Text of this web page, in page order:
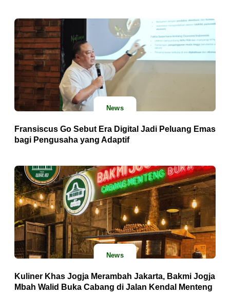
News
Fransiscus Go Sebut Era Digital Jadi Peluang Emas
bagi Pengusaha yang Adaptif
News
Kuliner Khas Jogja Merambah Jakarta, Bakmi Jogja
Mbah Walid Buka Cabang di Jalan Kendal Menteng